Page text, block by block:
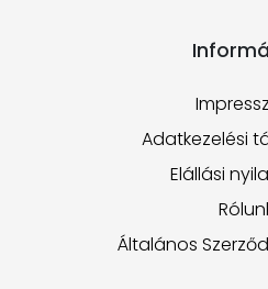
Adatkezelési
Elállási
Általános